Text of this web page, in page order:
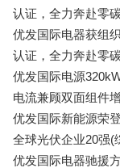
认证，全力奔赴零
优发国际电
认证，全力奔赴零
优发国际电
电流兼顾双面组件
优发国际
全球光伏企业20强(
优发国际